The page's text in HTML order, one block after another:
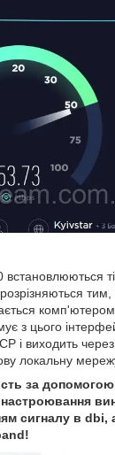
з цього
і виходить через
локальну
за
сигналу в dbi,